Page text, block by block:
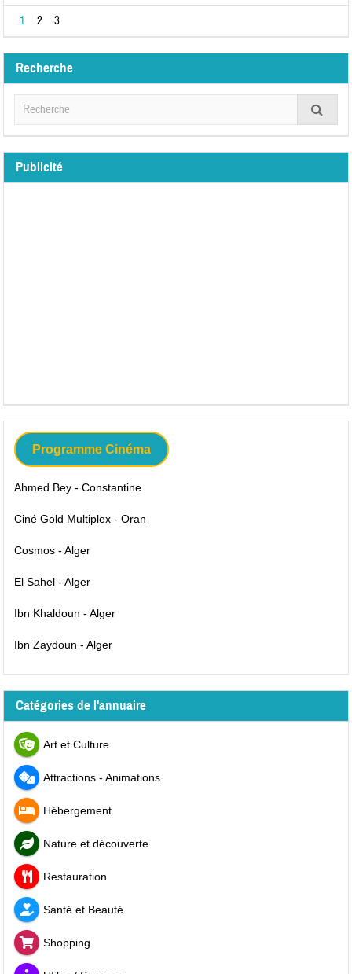
1 2 3
Recherche
Publicité
Programme Cinéma
Ahmed Bey - Constantine
Ciné Gold Multiplex - Oran
Cosmos - Alger
El Sahel - Alger
Ibn Khaldoun - Alger
Ibn Zaydoun - Alger
Catégories de l'annuaire
Art et Culture
Attractions - Animations
Hébergement
Nature et découverte
Restauration
Santé et Beauté
Shopping